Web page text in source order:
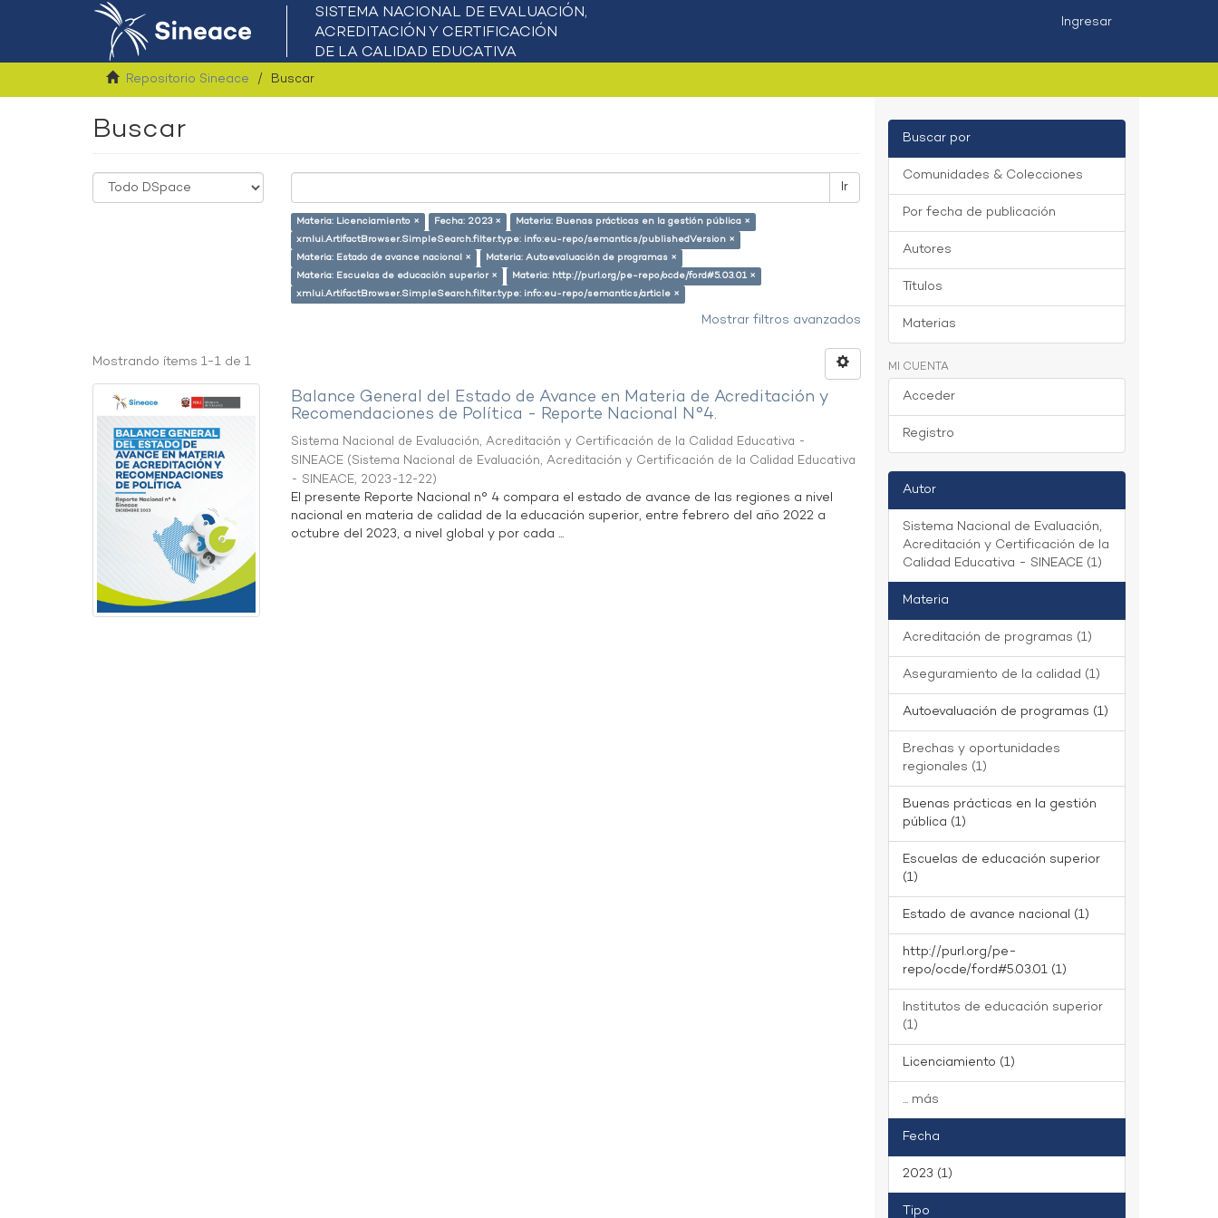
Ingresar
Repositorio Sineace Buscar
Buscar
Ir
Materia: Licenciamiento × Fecha: 2023 ×
Materia: Buenas prácticas en la gestión pública ×
xmlui.ArtifactBrowser.SimpleSearch.filter.type: info:eu-repo/semantics/publishedVersion ×
Materia: Estado de avance nacional ×
Materia: Autoevaluación de programas ×
Materia: Escuelas de educación superior ×
Materia: http://purl.org/pe-repo/ocde/ford#5.03.01 ×
xmlui.ArtifactBrowser.SimpleSearch.filter.type: info:eu-repo/semantics/article ×
Mostrar filtros avanzados
Mostrando ítems 1-1 de 1
Balance General del Estado de Avance en Materia de Acreditación y
Recomendaciones de Política - Reporte Nacional N°4.
Sistema Nacional de Evaluación, Acreditación y Certificación de la Calidad Educativa -
SINEACE (Sistema Nacional de Evaluación, Acreditación y Certificación de la Calidad Educativa
- SINEACE, 2023-12-22)
El presente Reporte Nacional n° 4 compara el estado de avance de las regiones a nivel
nacional en materia de calidad de la educación superior, entre febrero del año 2022 a
octubre del 2023, a nivel global y por cada ...
Buscar por
Comunidades & Colecciones
Por fecha de publicación
Autores
Títulos
Materias
MI CUENTA
Acceder
Registro
Autor
Sistema Nacional de Evaluación,
Acreditación y Certificación de la
Calidad Educativa - SINEACE (1)
Materia
Acreditación de programas (1)
Aseguramiento de la calidad (1)
Autoevaluación de programas (1)
Brechas y oportunidades
regionales (1)
Buenas prácticas en la gestión
pública (1)
Escuelas de educación superior
(1)
Estado de avance nacional (1)
http://purl.org/pe-
repo/ocde/ford#5.03.01 (1)
Institutos de educación superior
(1)
Licenciamiento (1)
... más
Fecha
2023 (1)
Tipo